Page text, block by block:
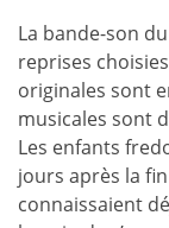
La bande-son
reprises
originales sont
musicales sont
Les enfants
jours après la
connaissaient